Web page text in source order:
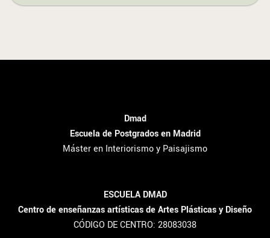
Dmad
Escuela de Postgrados en Madrid
Máster en Interiorismo y Paisajismo
ESCUELA DMAD
Centro de enseñanzas artísticas de Artes Plásticas y Diseño
CÓDIGO DE CENTRO: 28083038